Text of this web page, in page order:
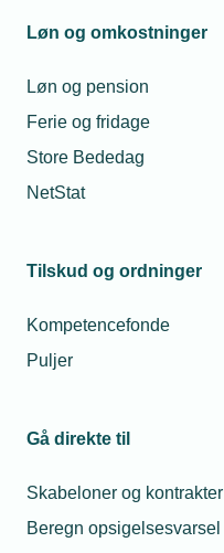
Løn og omkostninger
Løn og pension
Ferie og fridage
Store Bededag
NetStat
Tilskud og ordninger
Kompetencefonde
Puljer
Gå direkte til
Skabeloner og kontrakter
Beregn opsigelsesvarsel